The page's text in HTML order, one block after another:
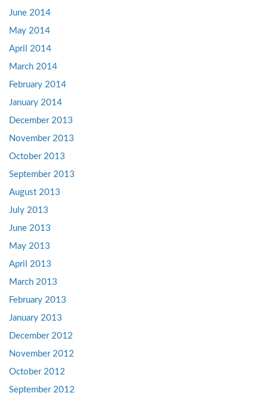
June 2014
May 2014
April 2014
March 2014
February 2014
January 2014
December 2013
November 2013
October 2013
September 2013
August 2013
July 2013
June 2013
May 2013
April 2013
March 2013
February 2013
January 2013
December 2012
November 2012
October 2012
September 2012